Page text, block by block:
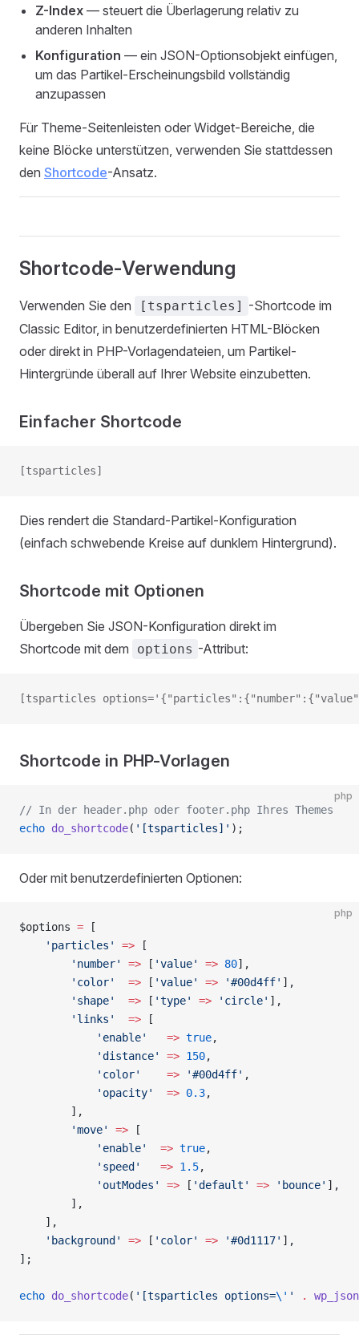
Z-Index — steuert die Überlagerung relativ zu
anderen Inhalten
Konfiguration — ein JSON-Optionsobjekt einfügen,
um das Partikel-Erscheinungsbild vollständig
anzupassen
Für Theme-Seitenleisten oder Widget-Bereiche, die
keine Blöcke unterstützen, verwenden Sie stattdessen
den Shortcode-Ansatz.
Shortcode-Verwendung
Verwenden Sie den [tsparticles] -Shortcode im
Classic Editor, in benutzerdefinierten HTML-Blöcken
oder direkt in PHP-Vorlagendateien, um Partikel-
Hintergründe überall auf Ihrer Website einzubetten.
Einfacher Shortcode
[tsparticles]
Dies rendert die Standard-Partikel-Konfiguration
(einfach schwebende Kreise auf dunklem Hintergrund).
Shortcode mit Optionen
Übergeben Sie JSON-Konfiguration direkt im
Shortcode mit dem
options -Attribut:
[tsparticles
Shortcode in PHP-Vorlagen
php
// In der header.php oder footer.php Ihres Themes
echo do_shortcode( '[tsparticles]' );
Oder mit benutzerdefinierten Optionen:
php
$options = [
    'particles'
=> [
        'number'
=> [ 'value' => 80],
        'color'
  =>
[ 'value' => '#00d4ff' ],
        'shape'
  =>
[ 'type' => 'circle' ],
        'links'
  =>
[
            'enable'
   =>
true,
            'distance'
=> 150,
            'color'
    =>
'#00d4ff' ,
            'opacity'
  =>
0.3,
        ],
        'move'
=> [
            'enable'
  =>
true,
            'speed'
   =>
1.5,
            'outModes'
=> [ 'default' => 'bounce' ],
        ],
    ],
    'background'
=> [ 'color' => '#0d1117' ],
];
echo do_shortcode( '[tsparticles options=\' ' .